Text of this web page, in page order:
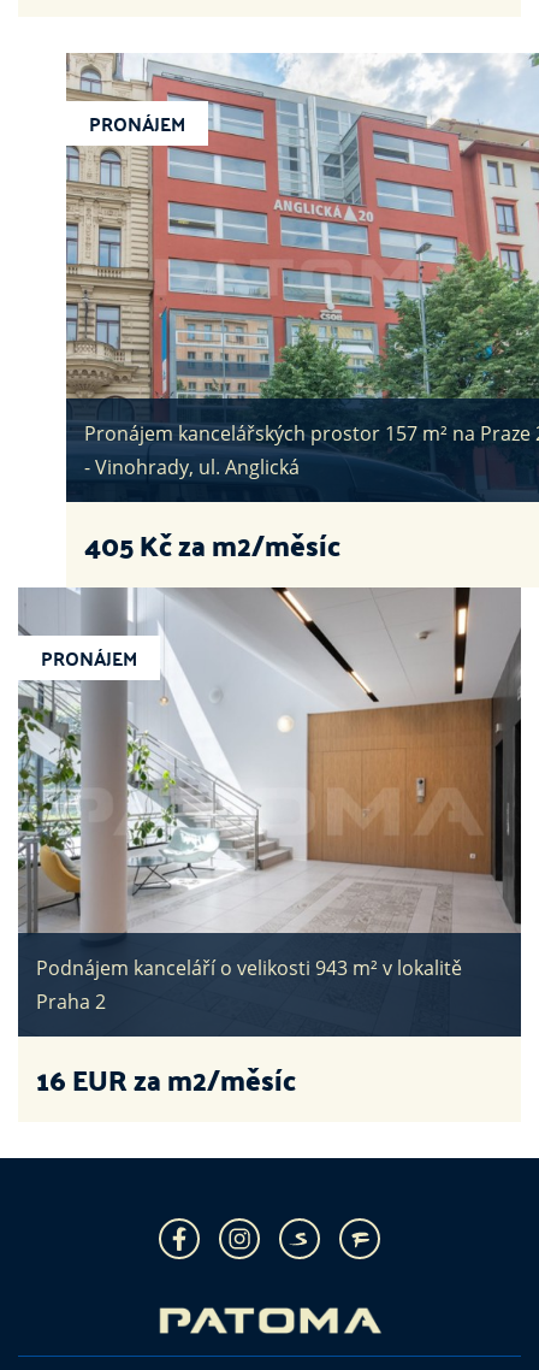
Pronájem kancelářských prostor 157 m² na Praze
- Vinohrady, ul. Anglická
PRONÁJEM
405Kč za m2/měsíc
Podnájem kanceláří o velikosti 943 m² v lokalitě
Praha 2
PRONÁJEM
16EUR za m2/měsíc